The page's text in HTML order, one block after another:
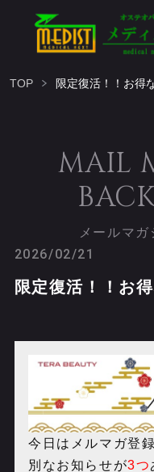
TOP 限定復活！！お得
MAIL
メールマ
2026/02/21
限定復活！！お
今日はメルマガ登
別なお知らせが3つ